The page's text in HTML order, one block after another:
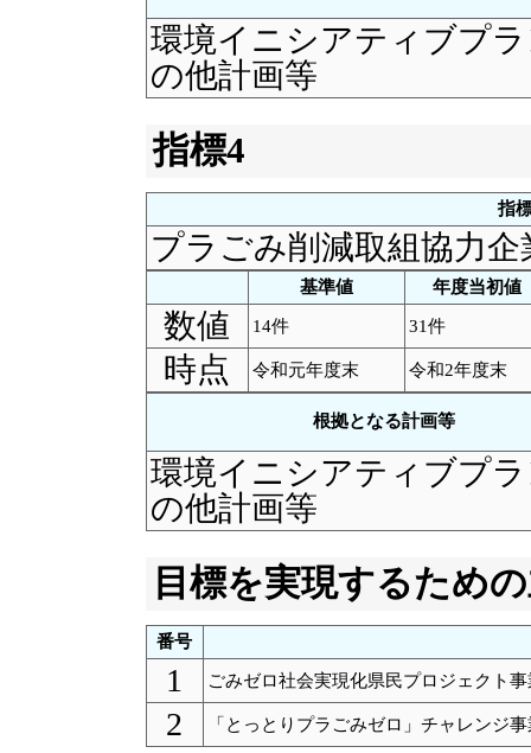
環境イニシアティブプ
の他計画等
指標4
指
プラごみ削減取組協力
基準値 年度当初値
数値 14件 31件
時点 令和元年度末 令和2年度末
根拠となる計画等
環境イニシアティブプ
の他計画等
目標を実現するため
番号
1 ごみゼロ社会実現化県民プロジェクト
2 「とっとりプラごみゼロ」チャレンジ